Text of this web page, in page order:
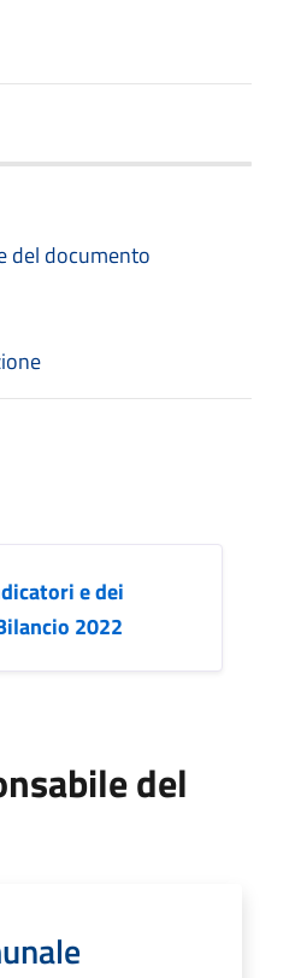
del documento
e dei
2022
del